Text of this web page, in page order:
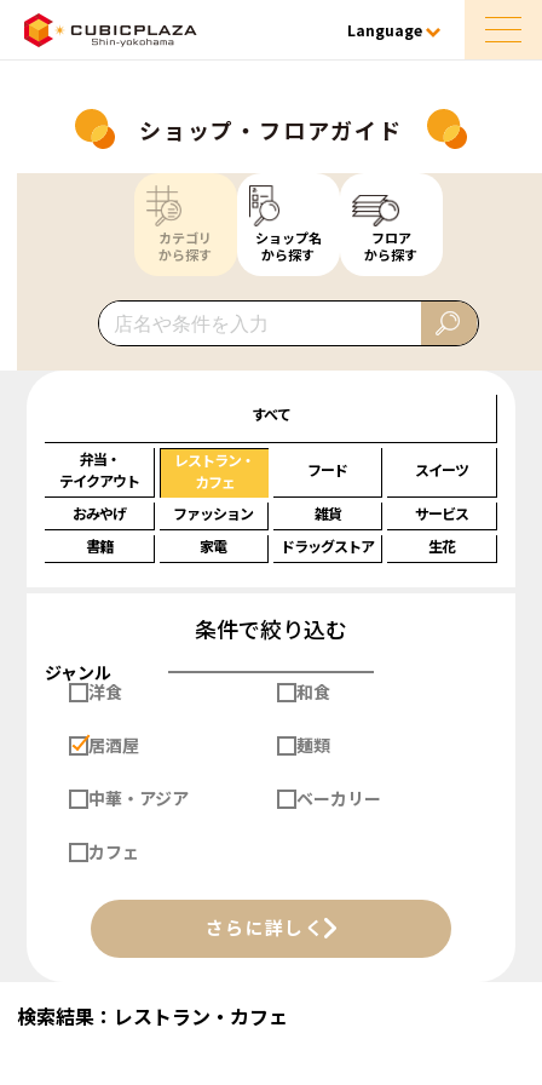
Language
ショップ・フロアガイド
カテゴリ
から探す
ショップ名
から探す
フロア
から探す
すべて
弁当・
テイクアウト
レストラン・
カフェ
フード スイーツ
おみやげ ファッション 雑貨
サービス
書籍
家電 ドラッグストア 生花
条件で絞り込む
ジャンル
洋食
和食
居酒屋 麺類
中華・アジア ベーカリー
カフェ
さらに詳しく
検索結果：レストラン・カフェ